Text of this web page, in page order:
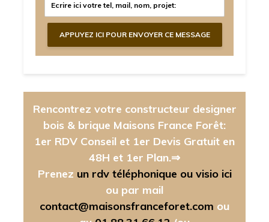
Rencontrez votre constructeur designer
bois & brique Maisons France Forêt:
1er RDV Conseil et 1er Devis Gratuit en
48H et 1er Plan.⇒
Prenez un rdv téléphonique ou visio ici
ou par mail
contact@maisonsfranceforet.com ou